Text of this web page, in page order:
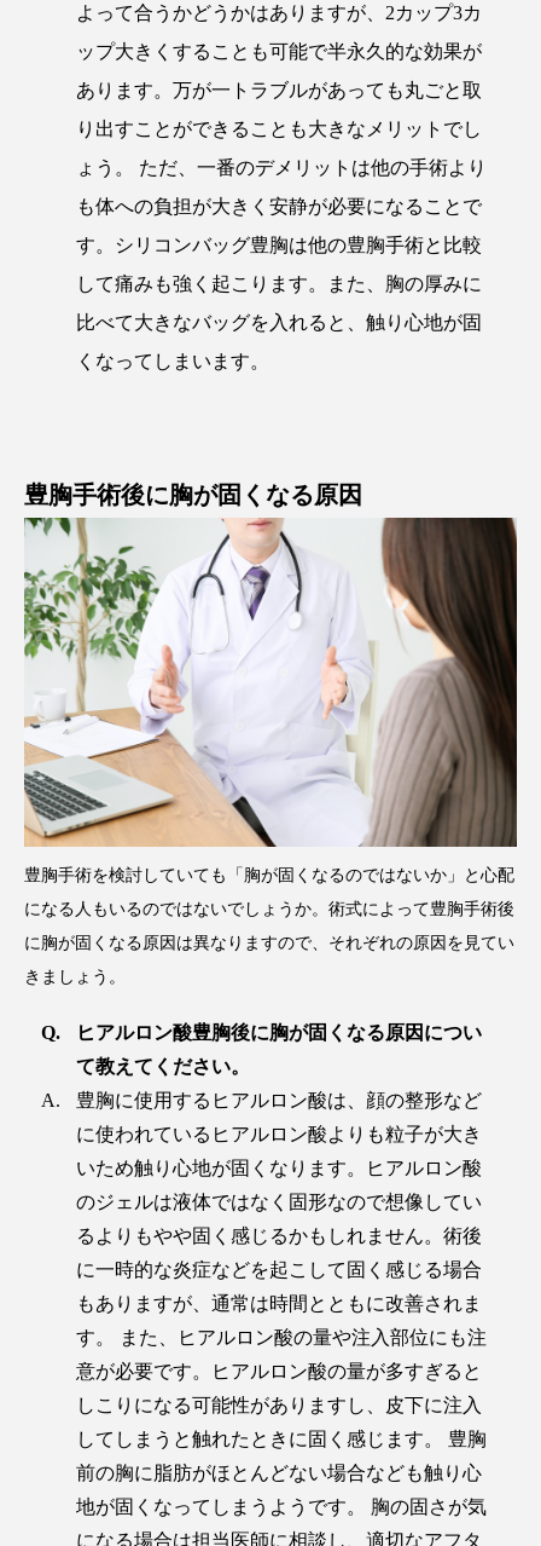
よって合うかどうかはありますが、2カップ3カ
ップ大きくすることも可能で半永久的な効果が
あります。万が一トラブルがあっても丸ごと取
り出すことができることも大きなメリットでし
ょう。 ただ、一番のデメリットは他の手術より
も体への負担が大きく安静が必要になることで
す。シリコンバッグ豊胸は他の豊胸手術と比較
して痛みも強く起こります。また、胸の厚みに
比べて大きなバッグを入れると、触り心地が固
くなってしまいます。
豊胸手術後に胸が固くなる原因
豊胸手術を検討していても「胸が固くなるのではないか」と心配
になる人もいるのではないでしょうか。術式によって豊胸手術後
に胸が固くなる原因は異なりますので、それぞれの原因を見てい
きましょう。
ヒアルロン酸豊胸後に胸が固くなる原因につい
て教えてください。
豊胸に使用するヒアルロン酸は、顔の整形など
に使われているヒアルロン酸よりも粒子が大き
いため触り心地が固くなります。ヒアルロン酸
のジェルは液体ではなく固形なので想像してい
るよりもやや固く感じるかもしれません。術後
に一時的な炎症などを起こして固く感じる場合
もありますが、通常は時間とともに改善されま
す。 また、ヒアルロン酸の量や注入部位にも注
意が必要です。ヒアルロン酸の量が多すぎると
しこりになる可能性がありますし、皮下に注入
してしまうと触れたときに固く感じます。 豊胸
前の胸に脂肪がほとんどない場合なども触り心
地が固くなってしまうようです。 胸の固さが気
になる場合は担当医師に相談し、適切なアフタ